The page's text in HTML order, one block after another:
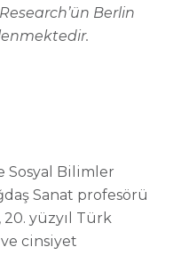
Berlin
Sosyal Bilimler
Sanat profesörü
20. yüzyıl Türk
cinsiyet